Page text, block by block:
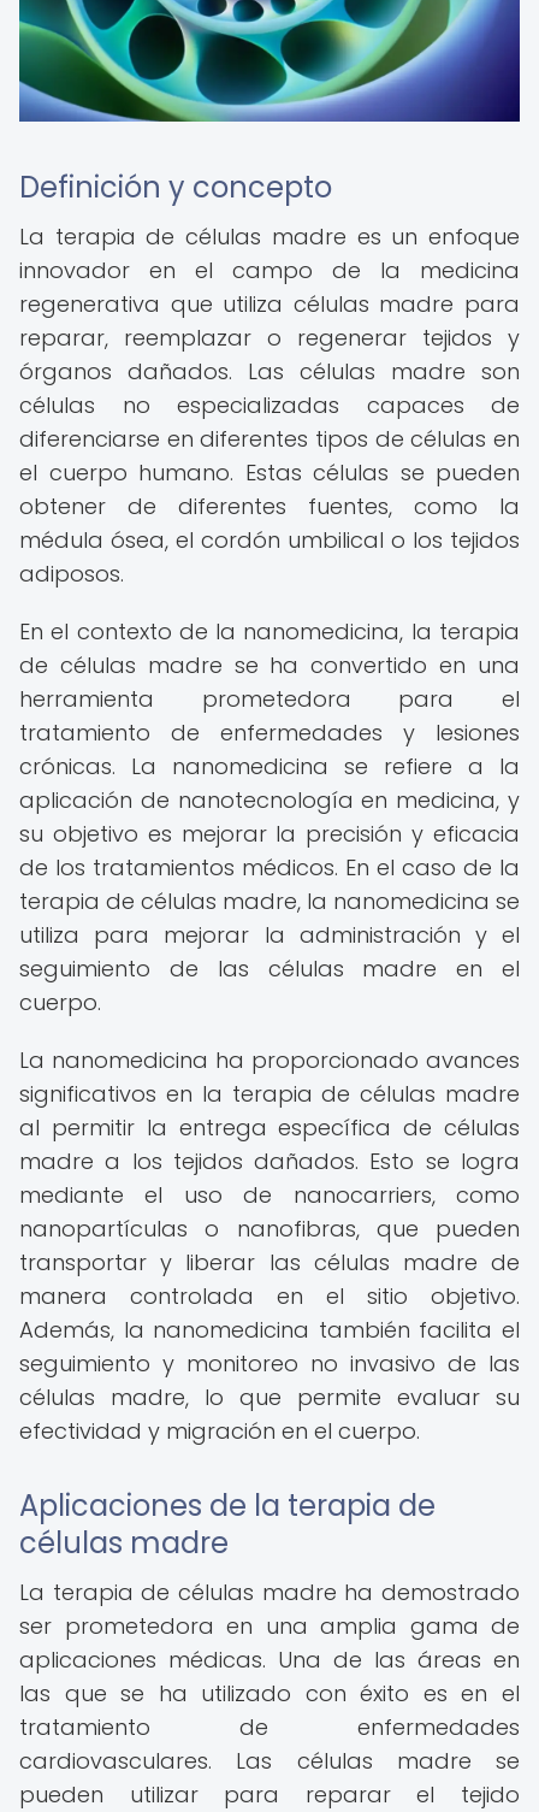
Definición y concepto
La terapia de células madre es un enfoque
innovador en el campo de la medicina
regenerativa que utiliza células madre para
reparar, reemplazar o regenerar tejidos y
órganos dañados. Las células madre son
células no especializadas capaces de
diferenciarse en diferentes tipos de células en
el cuerpo humano. Estas células se pueden
obtener de diferentes fuentes, como la
médula ósea, el cordón umbilical o los tejidos
adiposos.
En el contexto de la nanomedicina, la terapia
de células madre se ha convertido en una
herramienta prometedora para el
tratamiento de enfermedades y lesiones
crónicas. La nanomedicina se refiere a la
aplicación de nanotecnología en medicina, y
su objetivo es mejorar la precisión y eficacia
de los tratamientos médicos. En el caso de la
terapia de células madre, la nanomedicina se
utiliza para mejorar la administración y el
seguimiento de las células madre en el
cuerpo.
La nanomedicina ha proporcionado avances
significativos en la terapia de células madre
al permitir la entrega específica de células
madre a los tejidos dañados. Esto se logra
mediante el uso de nanocarriers, como
nanopartículas o nanofibras, que pueden
transportar y liberar las células madre de
manera controlada en el sitio objetivo.
Además, la nanomedicina también facilita el
seguimiento y monitoreo no invasivo de las
células madre, lo que permite evaluar su
efectividad y migración en el cuerpo.
Aplicaciones de la terapia de
células madre
La terapia de células madre ha demostrado
ser prometedora en una amplia gama de
aplicaciones médicas. Una de las áreas en
las que se ha utilizado con éxito es en el
tratamiento de enfermedades
cardiovasculares. Las células madre se
pueden utilizar para reparar el tejido